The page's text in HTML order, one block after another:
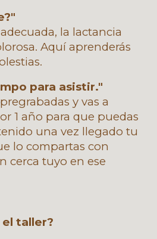
la lactancia
Aquí aprenderás
para asistir."
y vas a
1 año para que puedas
una vez llegado tu
lo compartas con
cerca tuyo en ese
taller?